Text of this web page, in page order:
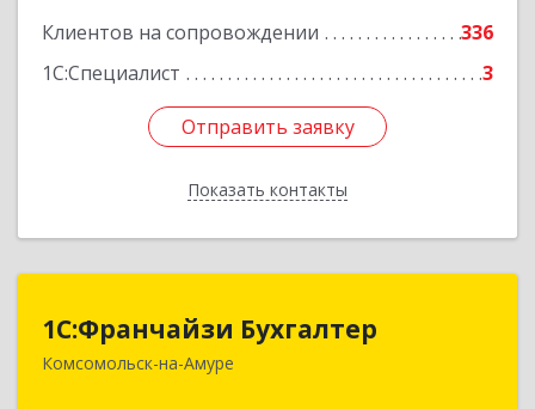
Клиентов на сопровождении
336
1С:Специалист
3
Отправить заявку
Показать контакты
Отправить заявку
Назад
1С:Франчайзи Бухгалтер
Комсомольск-на-Амуре
1С:Франчайзи Бухгалтер
681000, Хабаровский край, Комсомольск-на-